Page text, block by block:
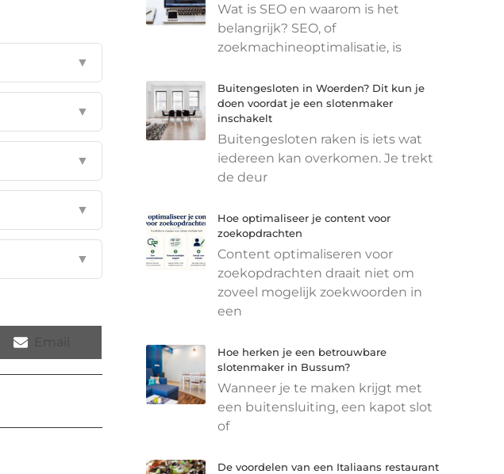
▼
▼
▼
▼
▼
Wat is SEO en waarom is het
belangrijk? SEO, of
zoekmachineoptimalisatie, is
Buitengesloten in Woerden? Dit kun je
doen voordat je een slotenmaker
inschakelt
Buitengesloten raken is iets wat
iedereen kan overkomen. Je trekt
de deur
Hoe optimaliseer je content voor
zoekopdrachten
Content optimaliseren voor
zoekopdrachten draait niet om
zoveel mogelijk zoekwoorden in
een
Hoe herken je een betrouwbare
slotenmaker in Bussum?
Wanneer je te maken krijgt met
een buitensluiting, een kapot slot
of
De voordelen van een Italiaans restaurant